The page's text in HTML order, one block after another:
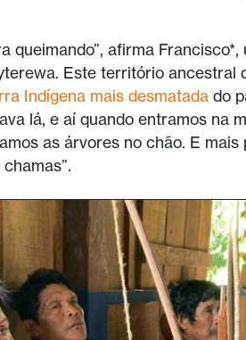
queimando”, afirma
Este território ancestral
Indígena mais desmatada do
lá, e aí quando entramos na
as árvores no chão. E